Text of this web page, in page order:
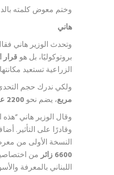
وختم معوض كلمته
هاني
وتحدث الوزير هاني
بروتوكوليًا، بل هو
الزراعية تستعيد
ولكي ندرك حجم
مربع، يضم نحو2200
وقال الوزير هاني
وقادرًا على التأثير.
النسخة الأولى من
6600زائرمن
اللبناني بالمعرفة